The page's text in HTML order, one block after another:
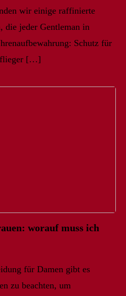
wir einige raffinierte
die jeder Gentleman in
Schutz für
[…]
worauf muss ich
für Damen gibt es
zu beachten, um